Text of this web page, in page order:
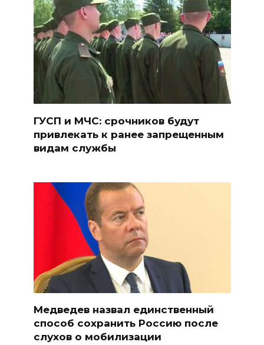
ГУСП и МЧС: срочников будут
привлекать к ранее запрещенным
видам службы
Медведев назвал единственный
способ сохранить Россию после
слухов о мобилизации